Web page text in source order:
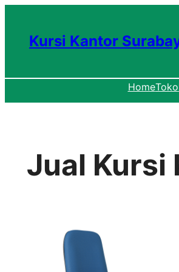
Kursi Kantor
HomeToko
Jual Kursi